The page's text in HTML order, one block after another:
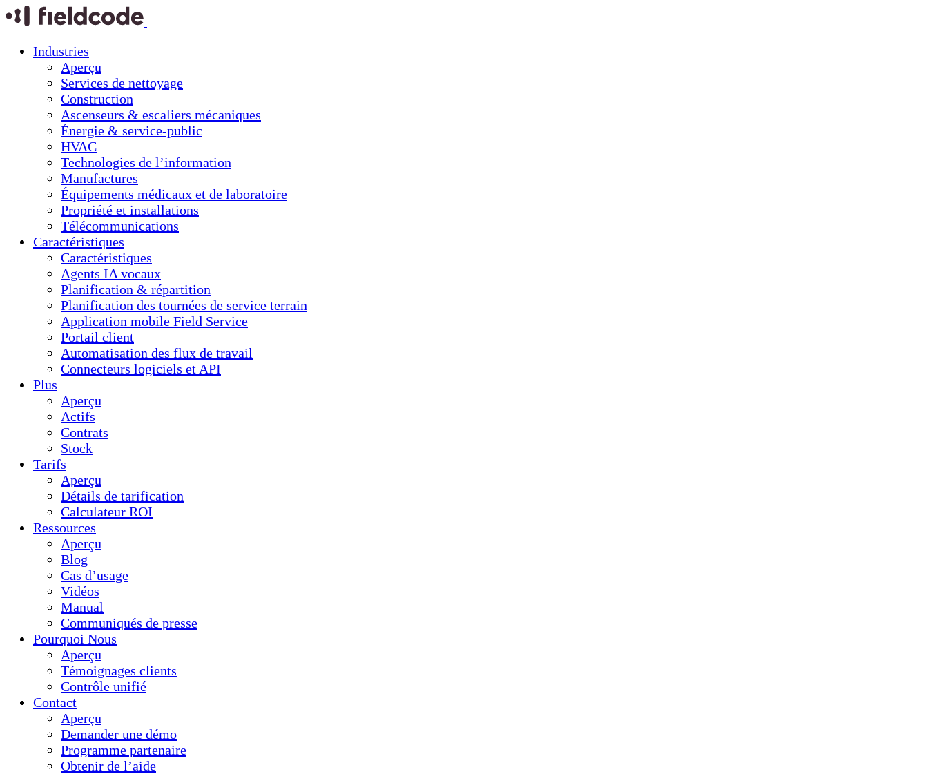
Industries
Aperçu
Services de nettoyage
Construction
Ascenseurs & escaliers mécaniques
Énergie & service-public
HVAC
Technologies de l’information
Manufactures
Équipements médicaux et de laboratoire
Propriété et installations
Télécommunications
Caractéristiques
Caractéristiques
Agents IA vocaux
Planification & répartition
Planification des tournées de service terrain
Application mobile Field Service
Portail client
Automatisation des flux de travail
Connecteurs logiciels et API
Plus
Aperçu
Actifs
Contrats
Stock
Tarifs
Aperçu
Détails de tarification
Calculateur ROI
Ressources
Aperçu
Blog
Cas d’usage
Vidéos
Manual
Communiqués de presse
Pourquoi Nous
Aperçu
Témoignages clients
Contrôle unifié
Contact
Aperçu
Demander une démo
Programme partenaire
Obtenir de l’aide